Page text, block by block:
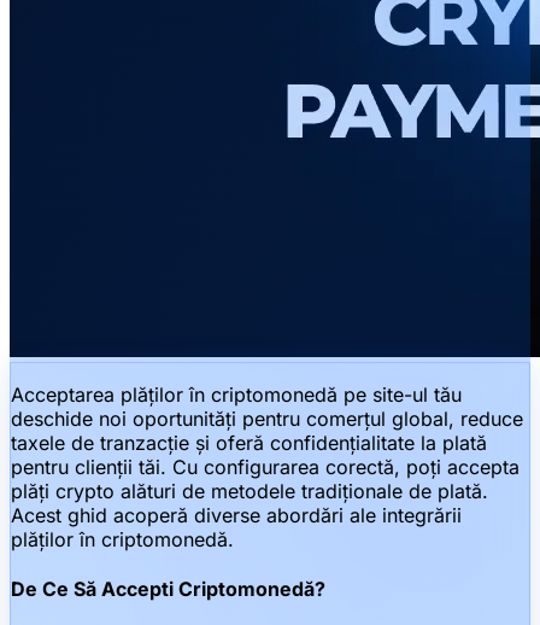
Acceptarea plăților în criptomonedă pe site-ul tău
deschide noi oportunități pentru comerțul global, reduce
taxele de tranzacție și oferă confidențialitate la plată
pentru clienții tăi. Cu configurarea corectă, poți accepta
plăți crypto alături de metodele tradiționale de plată.
Acest ghid acoperă diverse abordări ale integrării
plăților în criptomonedă.
De Ce Să Accepti Criptomonedă?